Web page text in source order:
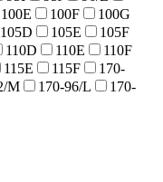
100E 100F
100G
105D 105E
105F
110D 110E
110F
115E 115F
170-
M 170-96/L
170-